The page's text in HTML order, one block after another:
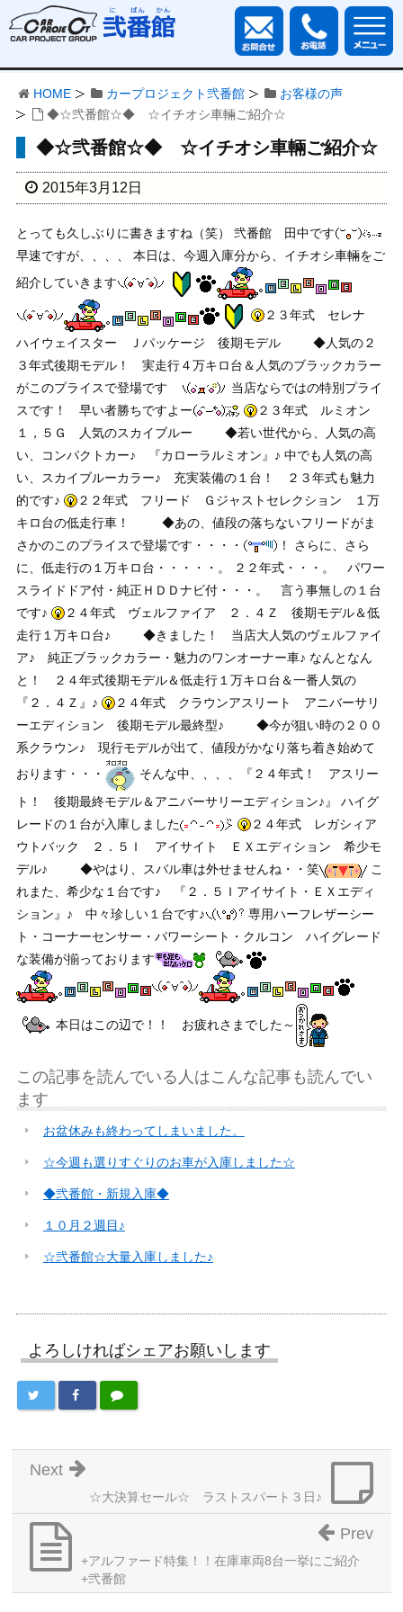
HOME カープロジェクト弐番館
お客様の声
◆☆弐番館☆◆ ☆イチオシ車輛ご紹介☆
◆☆弐番館☆◆ ☆イチオシ車輛ご紹介☆
2015年3月12日
とっても久しぶりに書きますね（笑） 弐番館 田中です
早速ですが、、、、 本日は、今週入庫分から、イチオシ車輛をご
紹介していきます
２３年式 セレナ
ハイウェイスター Ｊパッケージ 後期モデル
◆人気の２
３年式後期モデル！ 実走行４万キロ台＆人気のブラックカラー
がこのプライスで登場です
当店ならではの特別プライ
スです！ 早い者勝ちですよー
２３年式 ルミオン
１，５Ｇ 人気のスカイブルー
◆若い世代から、人気の高
い、コンパクトカー♪ 『カローラルミオン』♪ 中でも人気の高
い、スカイブルーカラー♪ 充実装備の１台！ ２３年式も魅力
的です♪
２２年式 フリード Ｇジャストセレクション １万
キロ台の低走行車！
◆あの、値段の落ちないフリードがま
さかのこのプライスで登場です・・・・
！ さらに、さら
に、低走行の１万キロ台・・・・・。 ２２年式・・・。 パワー
スライドドア付・純正ＨＤＤナビ付・・・。 言う事無しの１台
です♪
２４年式 ヴェルファイア ２．４Ｚ 後期モデル＆低
走行１万キロ台♪
◆きました！ 当店大人気のヴェルファイ
ア♪ 純正ブラックカラー・魅力のワンオーナー車♪ なんとなん
と！ ２４年式後期モデル＆低走行１万キロ台＆一番人気の
『２．４Ｚ』♪
２４年式 クラウンアスリート アニバーサリ
ーエディション 後期モデル最終型♪
◆今が狙い時の２００
系クラウン♪ 現行モデルが出て、値段がかなり落ち着き始めて
おります・・・
そんな中、、、、『２４年式！ アスリー
ト！ 後期最終モデル＆アニバーサリーエディション♪』 ハイグ
レードの１台が入庫しました
２４年式 レガシィア
ウトバック ２．５Ｉ アイサイト ＥＸエディション 希少モ
デル♪
◆やはり、スバル車は外せませんね・・笑
こ
れまた、希少な１台です♪ 『２．５Ｉアイサイト・ＥＸエディ
ション』♪ 中々珍しい１台です♪
専用ハーフレザーシー
ト・コーナーセンサー・パワーシート・クルコン ハイグレード
な装備が揃っております
本日はこの辺で！！ お疲れさまでした～
この記事を読んでいる人はこんな記事も読んでい
ます
お盆休みも終わってしまいました。
☆今週も選りすぐりのお車が入庫しました☆
◆弐番館・新規入庫◆
１０月２週目♪
☆弐番館☆大量入庫しました♪
よろしければシェアお願いします
☆大決算セール☆ ラストスパート３日♪
Next
+アルファード特集！！在庫車両8台一挙にご紹介
+弐番館
Prev